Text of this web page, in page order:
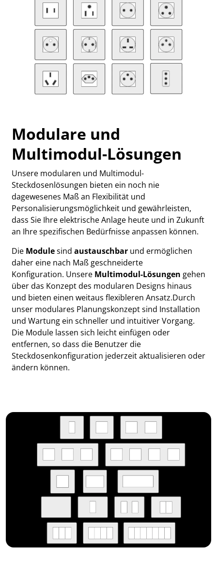
Modulare und
Multimodul-Lösungen
Unsere modularen und Multimodul-
Steckdosenlösungen bieten ein noch nie
dagewesenes Maß an Flexibilität und
Personalisierungsmöglichkeit und gewährleisten,
dass Sie Ihre elektrische Anlage heute und in Zukunft
an Ihre spezifischen Bedürfnisse anpassen können.
Die Modulesind austauschbar und ermöglichen
daher eine nach Maß geschneiderte
Konfiguration. Unsere Multimodul-Lösungen gehen
über das Konzept des modularen Designs hinaus
und bieten einen weitaus flexibleren Ansatz.Durch
unser modulares Planungskonzept sind Installation
und Wartung ein schneller und intuitiver Vorgang.
Die Module lassen sich leicht einfügen oder
entfernen, so dass die Benutzer die
Steckdosenkonfiguration jederzeit aktualisieren oder
ändern können.